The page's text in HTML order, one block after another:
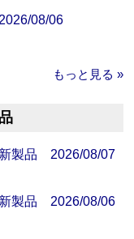
08/06
もっと見る »
新製品 2026/08/07
新製品 2026/08/06